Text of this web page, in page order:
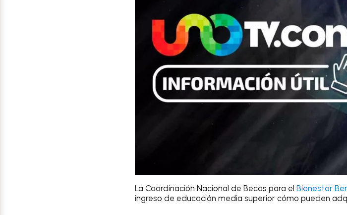
La Coordinación Nacional de Becas para el Bienestar
ingreso de educación media superior cómo pueden